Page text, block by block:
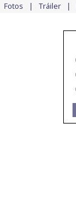
Fotos Tráiler